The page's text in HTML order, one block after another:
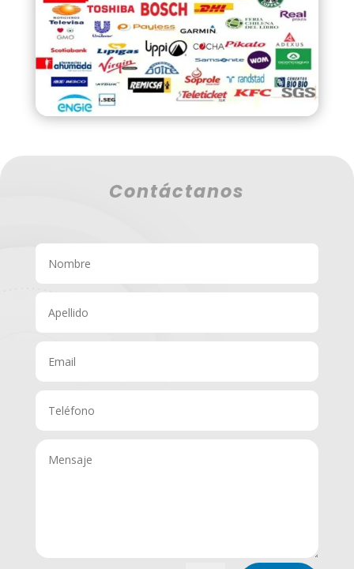
Contáctanos